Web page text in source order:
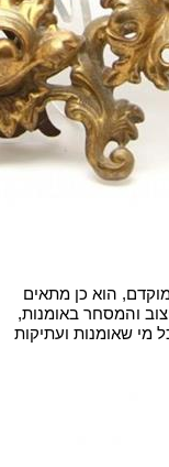
הוא כן מתאים
והמסחר באומנות,
מי שאומנות ועתיקות